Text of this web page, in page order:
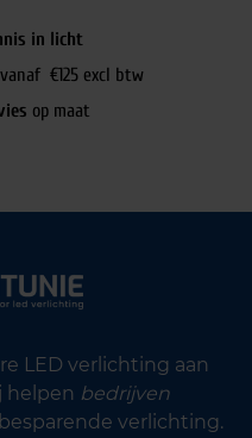
in licht
vanaf €125 excl btw
op maat
LED verlichting aan
helpen bedrijven
verlichting.